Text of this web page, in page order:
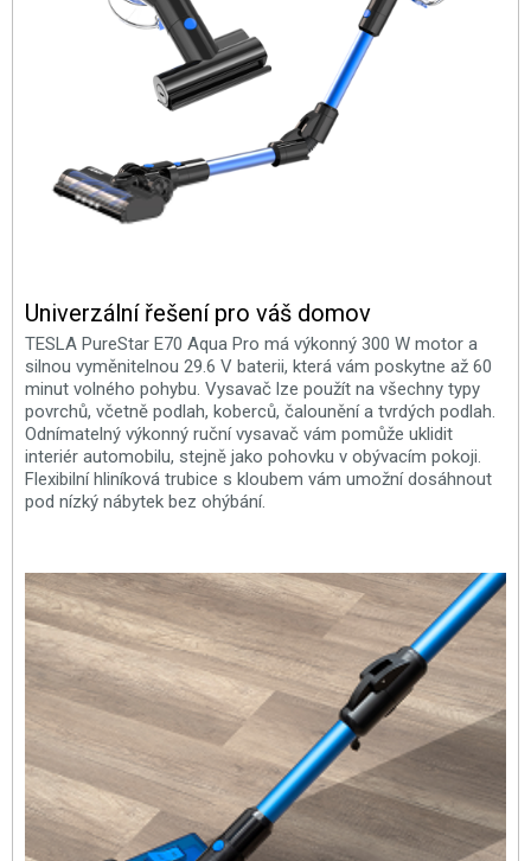
Univerzální řešení pro váš domov
TESLA PureStar E70 Aqua Pro má výkonný 300 W motor a
silnou vyměnitelnou 29.6 V baterii, která vám poskytne až 60
minut volného pohybu. Vysavač lze použít na všechny typy
povrchů, včetně podlah, koberců, čalounění a tvrdých podlah.
Odnímatelný výkonný ruční vysavač vám pomůže uklidit
interiér automobilu, stejně jako pohovku v obývacím pokoji.
Flexibilní hliníková trubice s kloubem vám umožní dosáhnout
pod nízký nábytek bez ohýbání.